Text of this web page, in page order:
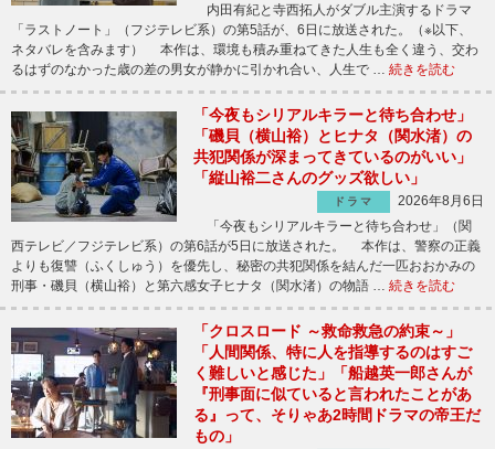
内田有紀と寺西拓人がダブル主演するドラマ
「ラストノート」（フジテレビ系）の第5話が、6日に放送された。（※以下、
ネタバレを含みます） 本作は、環境も積み重ねてきた人生も全く違う、交わ
るはずのなかった歳の差の男女が静かに引かれ合い、人生で … 続きを読む
「今夜もシリアルキラーと待ち合わせ」
「磯貝（横山裕）とヒナタ（関水渚）の
共犯関係が深まってきているのがいい」
「縦山裕二さんのグッズ欲しい」
ドラマ
2026年8月6日
「今夜もシリアルキラーと待ち合わせ」（関
西テレビ／フジテレビ系）の第6話が5日に放送された。 本作は、警察の正義
よりも復讐（ふくしゅう）を優先し、秘密の共犯関係を結んだ一匹おおかみの
刑事・磯貝（横山裕）と第六感女子ヒナタ（関水渚）の物語 … 続きを読む
「クロスロード ～救命救急の約束～」
「人間関係、特に人を指導するのはすご
く難しいと感じた」「船越英一郎さんが
『刑事面に似ていると言われたことがあ
る』って、そりゃあ2時間ドラマの帝王だ
もの」